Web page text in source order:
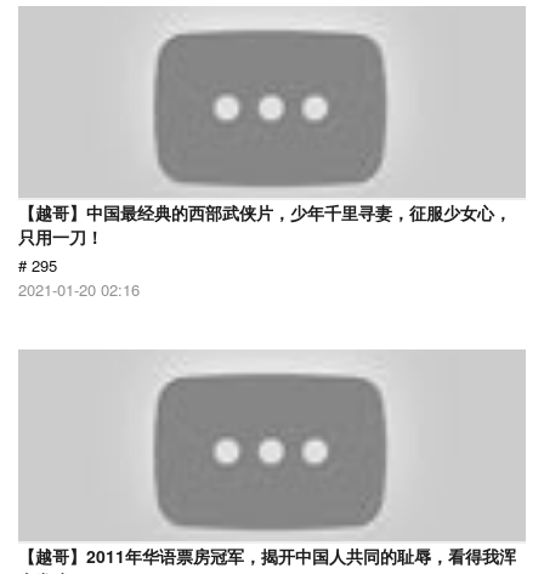
【越哥】中国最经典的西部武侠片，少年千里寻妻，征服少女心，
只用一刀！
# 295
2021-01-20 02:16
【越哥】2011年华语票房冠军，揭开中国人共同的耻辱，看得我浑